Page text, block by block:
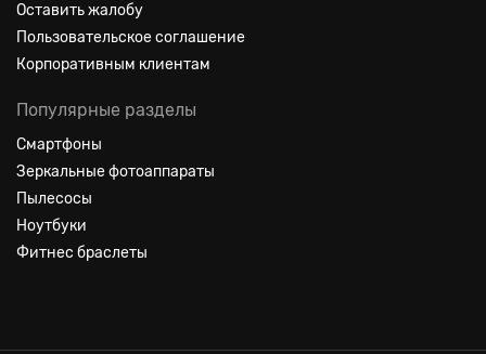
Оставить жалобу
Пользовательское соглашение
Корпоративным клиентам
Популярные разделы
Смартфоны
Зеркальные фотоаппараты
Пылесосы
Ноутбуки
Фитнес браслеты